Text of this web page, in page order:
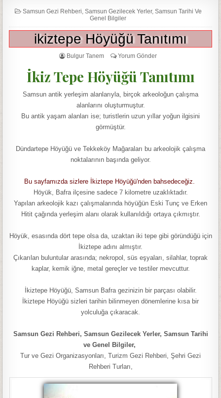
Samsun Gezi Rehberi Samsun Gezilecek Yerler, Samsun Tarihi Ve
Genel Bilgiler
ikiztepe Höyüğü Tanıtımı
Bulgur Tanem Yorum Gönder
İkiz Tepe Höyüğü Tanıtımı
Samsun antik yerleşim alanlarıyla, birçok arkeoloğun çalışma
alanlarını oluşturmuştur.
Bu antik yaşam alanları ise; turistlerin uzun yıllar yoğun ilgisini
görmüştür.
Dündartepe Höyüğü ve Tekkeköy Mağaraları bu arkeolojik çalışma
noktalarının başında geliyor.
Bu sayfamızda sizlere İkiztepe Höyüğü'nden bahsedeceğiz.
Höyük, Bafra ilçesine sadece 7 kilometre uzaklıktadır.
Yapılan arkeolojik kazı çalışmalarında höyüğün Eski Tunç ve Erken
Hitit çağında yerleşim alanı olarak kullanıldığı ortaya çıkmıştır.
Höyük, esasında dört tepe olsa da, uzaktan iki tepe gibi göründüğü için
İkiztepe adını almıştır.
Çıkarılan buluntular arasında; nekropol, süs eşyaları, silahlar, toprak
kaplar, kemik iğne, metal gereçler ve testiler mevcuttur.
İkiztepe Höyüğü, Samsun Bafra gezinizin bir parçası olabilir.
İkiztepe Höyüğü sizleri tarihin bilinmeyen dönemlerine kısa bir
yolculuğa çıkaracak.
Samsun Gezi Rehberi, Samsun Gezilecek Yerler, Samsun Tarihi
ve Genel Bilgiler,
Tur ve Gezi Organizasyonları, Turizm Gezi Rehberi, Şehri Gezi
Rehberi Turları,